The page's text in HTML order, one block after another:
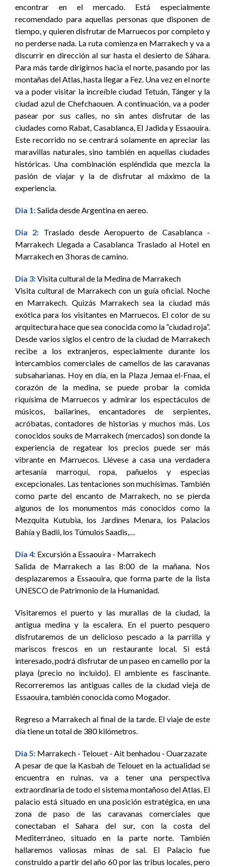
encontrar en el mercado. Está especialmente
recomendado para aquellas personas que disponen de
tiempo, y quieren disfrutar de Marruecos por completo y
no perderse nada. La ruta comienza en Marrakech y va a
discurrir en dirección al sur hasta el desierto de Sáhara.
Para más tarde dirigirnos hacia el norte, pasando por las
montañas del Atlas, hasta llegar a Fez. Una vez en el norte
va a poder visitar la increíble ciudad Tetuán, Tánger y la
ciudad azul de Chefchaouen. A continuación, va a poder
pasear por sus calles, no sin antes disfrutar de las
ciudades como Rabat, Casablanca, El Jadida y Essaouira.
Este recorrido no se centrará solamente en apreciar las
maravillas naturales, sino también en aquellas ciudades
históricas. Una combinación espléndida que mezcla la
pasión de viajar y la de disfrutar al máximo de la
experiencia.
Dia 1:Salida desde Argentina en aereo.
Dia 2: Traslado desde Aeropuerto de Casablanca -
Marrakech Llegada a Casablanca Traslado al Hotel en
Marrakech en 3 horas de camino.
Dia 3:Visita cultural de la Medina de Marrakech
Visita cultural de Marrakech con un guía oficial. Noche
en Marrakech. Quizás Marrakech sea la ciudad más
exótica para los visitantes en Marruecos. El color de su
arquitectura hace que sea conocida como la “ciudad roja”.
Desde varios siglos el centro de la ciudad de Marrakech
recibe a los extranjeros, especialmente durante los
intercambios comerciales de camellos de las caravanas
subsaharianas. Hoy en día, en la Plaza Jemaa el-Fnaa, el
corazón de la medina, se puede probar la comida
riquísima de Marruecos y admirar los espectáculos de
músicos, bailarines, encantadores de serpientes,
acróbatas, contadores de historias y muchos más. Los
conocidos souks de Marrakech (mercados) son donde la
experiencia de regatear los precios puede ser más
vibrante en Marruecos. Llévese a casa una verdadera
artesanía marroquí, ropa, pañuelos y especias
excepcionales. Las tentaciones son muchísimas. También
como parte del encanto de Marrakech, no se pierda
algunos de los monumentos más conocidos como la
Mezquita Kutubia, los Jardines Menara, los Palacios
Bahía y Badii, los Túmulos Saadis,…
Día 4: Excursión a Essaouira - Marrakech
Salida de Marrakech a las 8:00 de la mañana. Nos
desplazaremos a Essaouira, que forma parte de la lista
UNESCO de Patrimonio de la Humanidad.
Visitaremos el puerto y las murallas de la ciudad, la
antigua medina y la escalera. En el puerto pesquero
disfrutaremos de un delicioso pescado a la parrilla y
mariscos frescos en un restaurante local. Si está
interesado, podrá disfrutar de un paseo en camello por la
playa (precio no incluido). El ambiente es fascinante.
Recorreremos las antiguas calles de la ciudad vieja de
Essaouira, también conocida como Mogador.
Regreso a Marrakech al final de la tarde. El viaje de este
día tiene un total de 380 kilómetros.
Dia 5: Marrakech - Telouet - Ait benhadou - Ouarzazate
A pesar de que la Kasbah de Telouet en la actualidad se
encuentra en ruinas, va a tener una perspectiva
extraordinaria de todo el sistema montañoso del Atlas. El
palacio está situado en una posición estratégica, en una
zona de paso de las caravanas comerciales que
conectaban el Sahara del sur, con la costa del
Mediterráneo, situado en la parte norte. También
hallaremos valiosas minas de sal. El Palacio fue
construido a partir del año 60 por las tribus locales, pero